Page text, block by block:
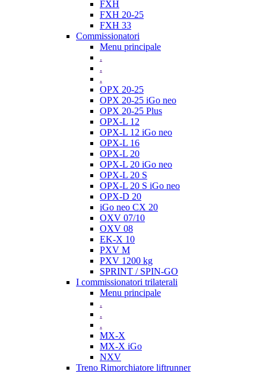
FXH
FXH 20-25
FXH 33
Commissionatori
Menu principale
.
.
.
OPX 20-25
OPX 20-25 iGo neo
OPX 20-25 Plus
OPX-L 12
OPX-L 12 iGo neo
OPX-L 16
OPX-L 20
OPX-L 20 iGo neo
OPX-L 20 S
OPX-L 20 S iGo neo
OPX-D 20
iGo neo CX 20
OXV 07/10
OXV 08
EK-X 10
PXV M
PXV 1200 kg
SPRINT / SPIN-GO
I commissionatori trilaterali
Menu principale
.
.
.
MX-X
MX-X iGo
NXV
Treno Rimorchiatore liftrunner